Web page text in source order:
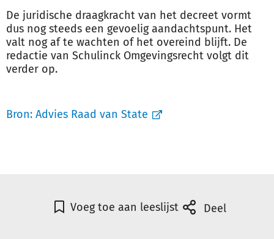
De juridische draagkracht van het decreet vormt
dus nog steeds een gevoelig aandachtspunt. Het
valt nog af te wachten of het overeind blijft. De
redactie van Schulinck Omgevingsrecht volgt dit
verder op.
Bron: Advies Raad van State
Voeg toe aan leeslijst Deel